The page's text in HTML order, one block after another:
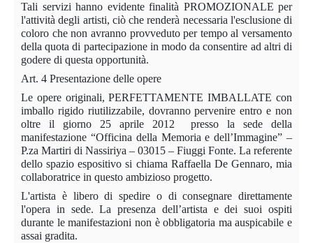
Tali servizi hanno evidente finalità PROMOZIONALE per
l'attività degli artisti, ciò che renderà necessaria l'esclusione di
coloro che non avranno provveduto per tempo al versamento
della quota di partecipazione in modo da consentire ad altri di
godere di questa opportunità.
Art. 4 Presentazione delle opere
Le opere originali, PERFETTAMENTE IMBALLATE con
imballo rigido riutilizzabile, dovranno pervenire entro e non
oltre il giorno 25 aprile 2012
presso la sede della
manifestazione “Officina della Memoria e dell’Immagine” –
P.za Martiri di Nassiriya – 03015 – Fiuggi Fonte. La referente
dello spazio espositivo si chiama Raffaella De Gennaro, mia
collaboratrice in questo ambizioso progetto.
L'artista è libero di spedire o di consegnare direttamente
l'opera in sede. La presenza dell’artista e dei suoi ospiti
durante le manifestazioni non è obbligatoria ma auspicabile e
assai gradita.